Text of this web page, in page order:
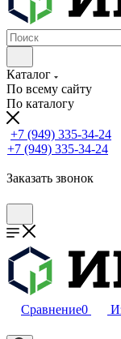
Каталог
По всему сайту
По каталогу
+7 (949) 335-34-24
+7 (949) 335-34-24
Заказать звонок
Сравнение0